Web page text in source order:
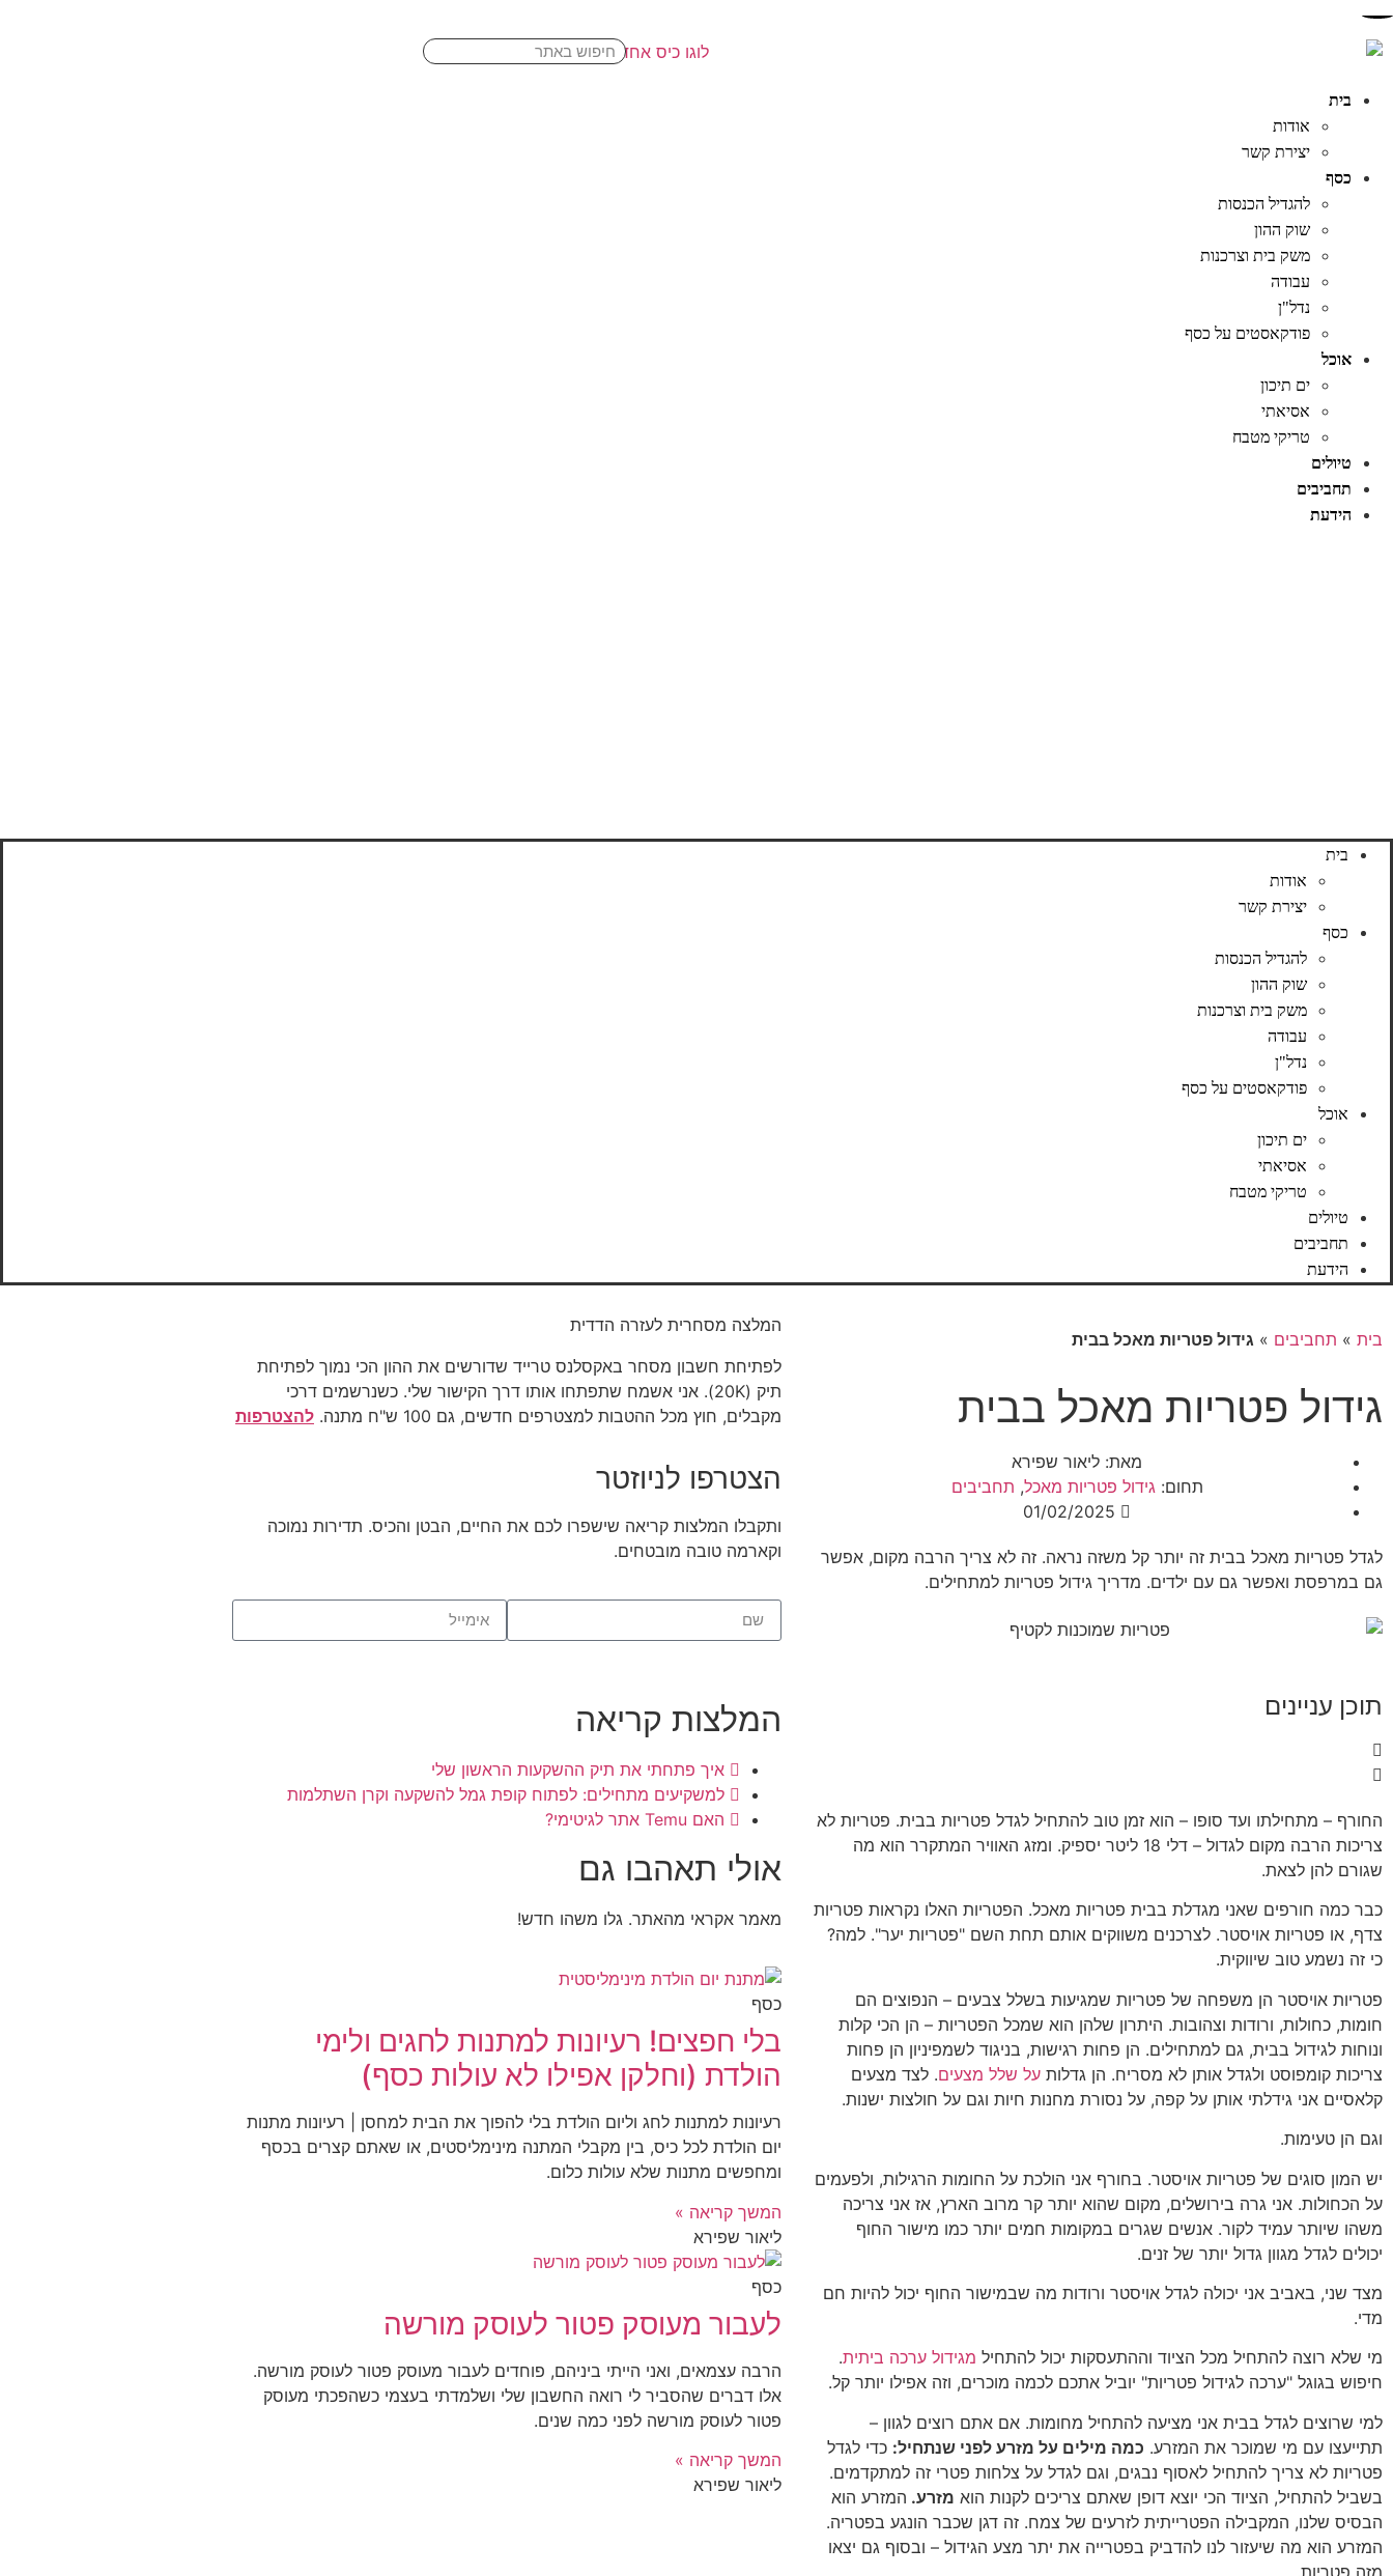
בית
אודות
יצירת קשר
כסף
להגדיל הכנסות
שוק ההון
משק בית וצרכנות
עבודה
נדל"ן
פודקאסטים על כסף
אוכל
ים תיכון
אסיאתי
טריקי מטבח
טיולים
תחביבים
הידעת
בית
אודות
יצירת קשר
כסף
להגדיל הכנסות
שוק ההון
משק בית וצרכנות
עבודה
נדל"ן
פודקאסטים על כסף
אוכל
ים תיכון
אסיאתי
טריקי מטבח
טיולים
תחביבים
הידעת
בית » תחביבים » גידול פטריות מאכל בבית
גידול פטריות מאכל בבית
מאת: ליאור שפירא
תחום: גידול פטריות מאכל, תחביבים
01/02/2025
לגדל פטריות מאכל בבית זה יותר קל משזה נראה. זה לא צריך הרבה מקום, אפשר
גם במרפסת ואפשר גם עם ילדים. מדריך גידול פטריות למתחילים.
תוכן עניינים
החורף – מתחילתו ועד סופו – הוא זמן טוב להתחיל לגדל פטריות בבית. פטריות לא
צריכות הרבה מקום לגדול – דלי 18 ליטר יספיק. ומזג האוויר המתקרר הוא מה
שגורם להן לצאת.
כבר כמה חורפים שאני מגדלת בבית פטריות מאכל. הפטריות האלו נקראות פטריות
צדף, או פטריות אויסטר. לצרכנים משווקים אותם תחת השם "פטריות יער". למה?
כי זה נשמע טוב שיווקית.
פטריות אויסטר הן משפחה של פטריות שמגיעות בשלל צבעים – הנפוצים הם
חומות, כחולות, ורודות וצהובות. היתרון שלהן הוא שמכל הפטריות – הן הכי קלות
ונוחות לגידול בבית, גם למתחילים. הן פחות רגישות, בניגוד לשמפיניון הן פחות
צריכות קומפוסט ולגדל אותן לא מסריח. הן גדלות על שלל מצעים. לצד מצעים
קלאסיים אני גידלתי אותן על קפה, על נסורת מחנות חיות וגם על חולצות ישנות.
וגם הן טעימות.
יש המון סוגים של פטריות אויסטר. בחורף אני הולכת על החומות הרגילות, ולפעמים
על הכחולות. אני גרה בירושלים, מקום שהוא יותר קר מרוב הארץ, אז אני צריכה
משהו שיותר עמיד לקור. אנשים שגרים במקומות חמים יותר כמו מישור החוף
יכולים לגדל מגוון גדול יותר של זנים.
מצד שני, באביב אני יכולה לגדל אויסטר ורודות מה שבמישור החוף יכול להיות חם
מדי.
מי שלא רוצה להתחיל מכל הציוד וההתעסקות יכול להתחיל מגידול ערכה ביתית.
חיפוש בגוגל "ערכה לגידול פטריות" יוביל אתכם לכמה מוכרים, וזה אפילו יותר קל.
למי שרוצים לגדל בבית אני מציעה להתחיל מחומות. אם אתם רוצים לגוון –
תתייעצו עם מי שמוכר את המזרע. כמה מילים על מזרע לפני שנתחיל: כדי לגדל
פטריות לא צריך להתחיל לאסוף נבגים, וגם לגדל על צלחות פטרי זה למתקדמים.
בשביל להתחיל, הציוד הכי יוצא דופן שאתם צריכים לקנות הוא מזרע. המזרע הוא
הבסיס שלנו, המקבילה הפטרייתית לזרעים של צמח. זה דגן שכבר הונגע בפטריה.
המזרע הוא מה שיעזור לנו להדביק בפטרייה את יתר מצע הגידול – ובסוף גם יצאו
מזה פטריות.
המלצה מסחרית לעזרה הדדית
לפתיחת חשבון מסחר באקסלנס טרייד שדורשים את ההון הכי נמוך לפתיחת
תיק (20K). אני אשמח שתפתחו אותו דרך הקישור שלי. כשנרשמים דרכי
מקבלים, חוץ מכל ההטבות למצטרפים חדשים, גם 100 ש"ח מתנה.
להצטרפות
הצטרפו לניוזטר
ותקבלו המלצות קריאה שישפרו לכם את החיים, הבטן והכיס. תדירות נמוכה
וקארמה טובה מובטחים.
המלצות קריאה
איך פתחתי את תיק ההשקעות הראשון שלי
למשקיעים מתחילים: לפתוח קופת גמל להשקעה וקרן השתלמות
האם Temu אתר לגיטימי?
אולי תאהבו גם
מאמר אקראי מהאתר. גלו משהו חדש!
כסף
בלי חפצים! רעיונות למתנות לחגים ולימי
הולדת (וחלקן אפילו לא עולות כסף)
רעיונות למתנות לחג וליום הולדת בלי להפוך את הבית למחסן | רעיונות מתנות
יום הולדת לכל כיס, בין מקבלי המתנה מינימליסטים, או שאתם קצרים בכסף
ומחפשים מתנות שלא עולות כלום.
המשך קריאה »
ליאור שפירא
כסף
לעבור מעוסק פטור לעוסק מורשה
הרבה עצמאים, ואני הייתי ביניהם, פוחדים לעבור מעוסק פטור לעוסק מורשה.
אלו דברים שהסביר לי רואה החשבון שלי ושלמדתי בעצמי כשהפכתי מעוסק
פטור לעוסק מורשה לפני כמה שנים.
המשך קריאה »
ליאור שפירא